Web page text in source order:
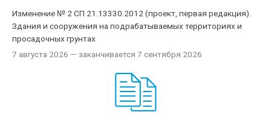
Изменение № 2 СП 21.13330.2012 (проект, первая редакция).
Здания и сооружения на подрабатываемых территориях и
просадочных грунтах
7 августа 2026 — заканчивается 7 сентября 2026